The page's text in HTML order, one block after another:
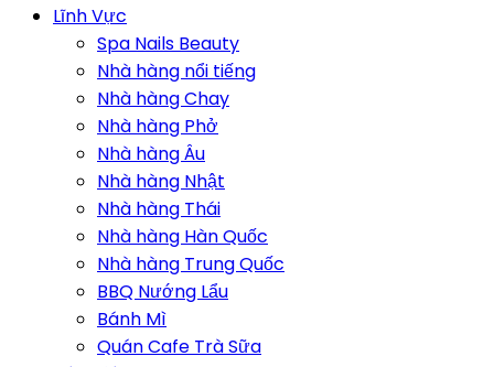
Lĩnh Vực
Spa Nails Beauty
Nhà hàng nổi tiếng
Nhà hàng Chay
Nhà hàng Phở
Nhà hàng Âu
Nhà hàng Nhật
Nhà hàng Thái
Nhà hàng Hàn Quốc
Nhà hàng Trung Quốc
BBQ Nướng Lẩu
Bánh Mì
Quán Cafe Trà Sữa